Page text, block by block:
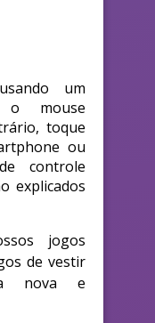
um
o mouse
toque
ou
controle
explicados
jogos
de vestir
nova e